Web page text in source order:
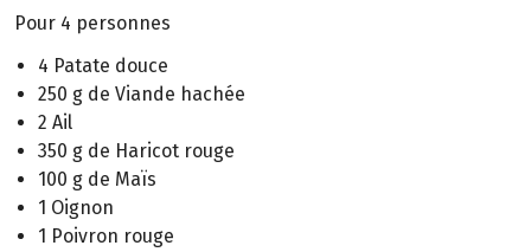
Pour 4 personnes
4 Patate douce
250 g de Viande hachée
2 Ail
350 g de Haricot rouge
100 g de Maïs
1 Oignon
1 Poivron rouge